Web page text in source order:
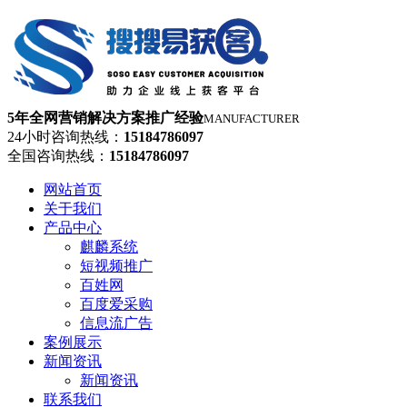
5年全网营销解决方案推广经验MANUFACTURER
24小时咨询热线： 15184786097
全国咨询热线： 15184786097
网站首页
关于我们
产品中心
麒麟系统
短视频推广
百姓网
百度爱采购
信息流广告
案例展示
新闻资讯
新闻资讯
联系我们